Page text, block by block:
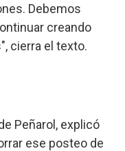
Debemos
creando
cierra el texto.
Peñarol, explicó
ese posteo de